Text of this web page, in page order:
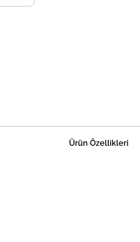
Ürün Özellikleri